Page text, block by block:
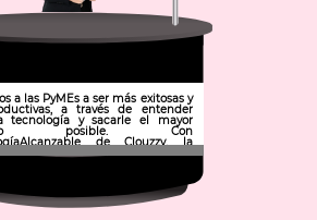
a las PyMEs a ser más exitosas y
a través de entender
tecnología y sacarle el mayor
posible. Con
de Clouzzy, la
inicial va por nuestra cuenta; tú
Pachuca de Soto